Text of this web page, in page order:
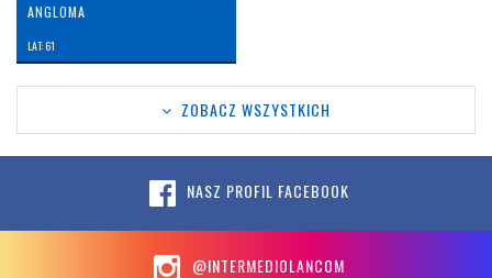
ANGLOMA
LAT: 61
ZOBACZ WSZYSTKICH
NASZ PROFIL FACEBOOK
@INTERMEDIOLANCOM